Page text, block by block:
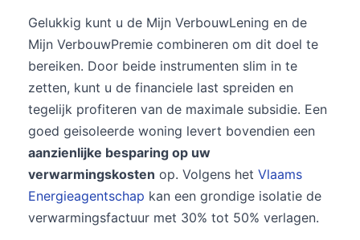
Gelukkig kunt u de Mijn VerbouwLening en de
Mijn VerbouwPremie combineren om dit doel te
bereiken. Door beide instrumenten slim in te
zetten, kunt u de financiele last spreiden en
tegelijk profiteren van de maximale subsidie. Een
goed geisoleerde woning levert bovendien een
aanzienlijke besparing op uw
verwarmingskosten op. Volgens het Vlaams
Energieagentschap kan een grondige isolatie de
verwarmingsfactuur met 30% tot 50% verlagen.